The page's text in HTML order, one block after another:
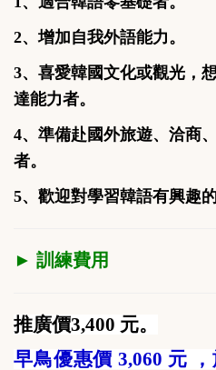
2、增加自我外語能力。
3、 喜愛韓國文化或觀光 ，
達能力者。
4、準備赴國外旅遊、洽商
者。
5、歡迎對學習韓語有興趣
► 訓練費用
推廣價3,400 元。
早鳥優惠價 3,060 元